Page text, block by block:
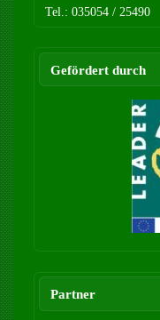
Tel.: 035054 / 25490
Gefördert durch
Partner